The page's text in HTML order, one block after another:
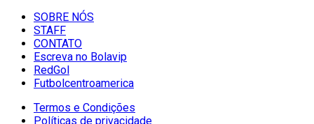
SOBRE NÓS
STAFF
CONTATO
Escreva no Bolavip
RedGol
Futbolcentroamerica
Termos e Condições
Políticas de privacidade